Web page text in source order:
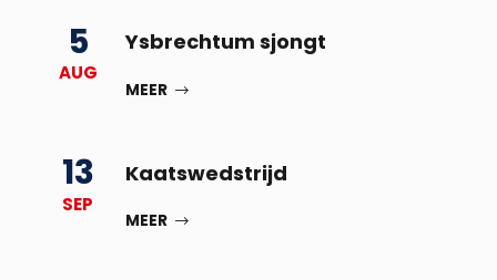
5
AUG
Ysbrechtum sjongt
MEER
13
SEP
Kaatswedstrijd
MEER